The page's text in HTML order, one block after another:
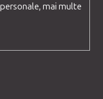
mai multe